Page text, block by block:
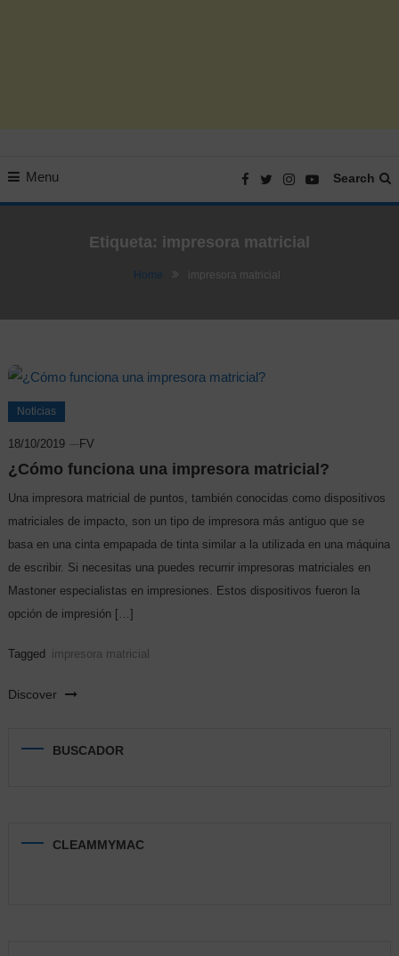
Menu Search
Etiqueta: impresora matricial
Home impresora matricial
Noticias
18/10/2019 FV
¿Cómo funciona una impresora matricial?
Una impresora matricial de puntos, también conocidas como dispositivos
matriciales de impacto, son un tipo de impresora más antiguo que se
basa en una cinta empapada de tinta similar a la utilizada en una máquina
de escribir. Si necesitas una puedes recurrir impresoras matriciales en
Mastoner especialistas en impresiones. Estos dispositivos fueron la
opción de impresión […]
Tagged impresora matricial
Discover
BUSCADOR
CLEAMMYMAC